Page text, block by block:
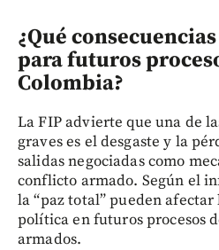
¿Qué
para futuros
Colombia?
La FIP advierte que una de
graves es el desgaste y la
salidas negociadas como
conflicto armado. Según el
la “paz total” pueden
política en futuros procesos
armados.